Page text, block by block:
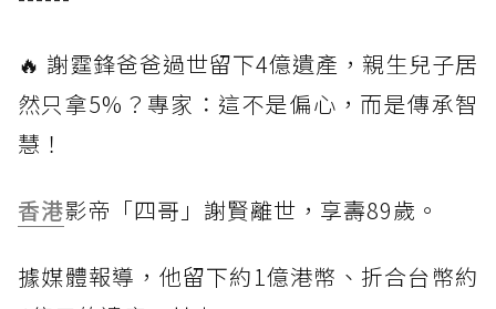
🔥 謝霆鋒爸爸過世留下4億遺產，親生兒子居
然只拿5%？專家：這不是偏心，而是傳承智
慧！
香港影帝「四哥」謝賢離世，享壽89歲。
據媒體報導，他留下約1億港幣、折合台幣約